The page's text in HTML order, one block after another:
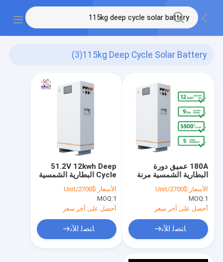
115kg Deep Cycle Solar Battery
(3)
51.2V 12kwh Deep
Cycle البطارية الشمسية
بطارية ليثيوم 115 كجم
الأسعار:$2700/Unit
MOQ:1
أحصل على آخر سعر
ﺎﺘﺼﻟ ﺍﻶﻧ
180A عميق دورة
البطارية الشمسية مرنة
Lifepo4 100ah 115
كجم
الأسعار:$2700/Unit
MOQ:1
أحصل على آخر سعر
ﺎﺘﺼﻟ ﺍﻶﻧ